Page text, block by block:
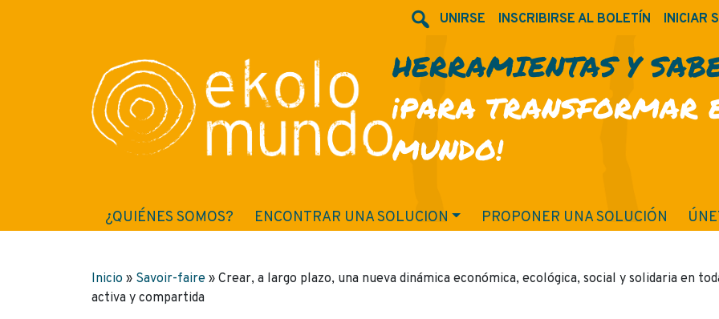
UNIRSE INSCRIBIRSE AL BOLETÍN INICIAR
HERRAMIENTAS Y
¡PARA TRANSFORMAR
MUNDO!
¿QUIÉNES SOMOS? ENCONTRAR UNA SOLUCION PROPONER UNA SOLUCIÓN
Inicio » Savoir-faire » Crear, a largo plazo, una nueva dinámica económica, ecológica, social y solidaria en
activa y compartida